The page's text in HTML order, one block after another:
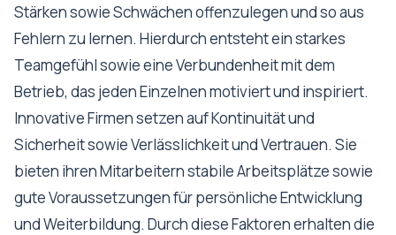
Stärken sowie Schwächen offenzulegen und so aus
Fehlern zu lernen. Hierdurch entsteht ein starkes
Teamgefühl sowie eine Verbundenheit mit dem
Betrieb, das jeden Einzelnen motiviert und inspiriert.
Innovative Firmen setzen auf Kontinuität und
Sicherheit sowie Verlässlichkeit und Vertrauen. Sie
bieten ihren Mitarbeitern stabile Arbeitsplätze sowie
gute Voraussetzungen für persönliche Entwicklung
und Weiterbildung. Durch diese Faktoren erhalten die